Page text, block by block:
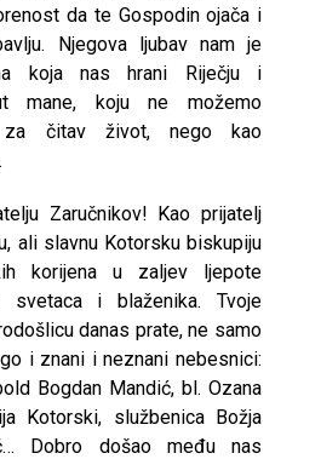
da te Gospodin ojača i
Njegova ljubav nam je
koja nas hrani Riječju i
mane, koju ne možemo
za čitav život, nego kao
Zaručnikov! Kao prijatelj
ali slavnu Kotorsku biskupiju
korijena u zaljev ljepote
svetaca i blaženika. Tvoje
danas prate, ne samo
i znani i neznani nebesnici:
Bogdan Mandić, bl. Ozana
Kotorski, službenica Božja
Dobro došao među nas